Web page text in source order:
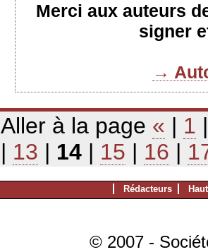
Merci aux auteurs
signer
→
Aller à la page « | 1
| 13 | 14 | 15 | 16 |
Rédacteurs
© 2007 -